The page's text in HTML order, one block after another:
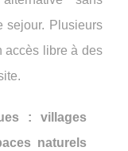
sejour. Plusieurs
accès libre à des
: villages
naturels